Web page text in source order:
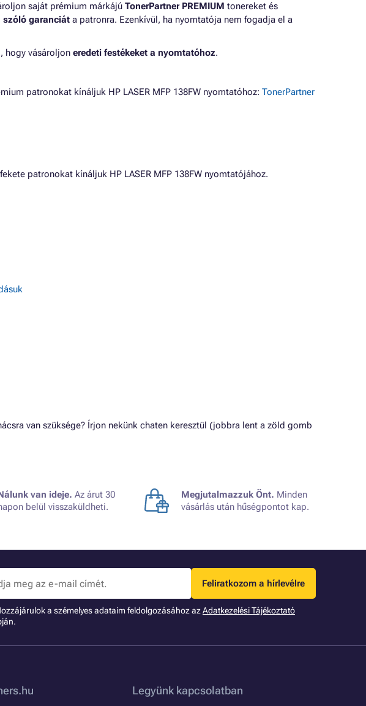
saját prémium márkájú TonerPartner PREMIUM tonereket és
szóló garanciát a patronra. Ezenkívül, ha nyomtatója nem fogadja el a
hogy vásároljon eredeti festékeket a nyomtatóhoz.
patronokat kínáljuk HP LASER MFP 138FW nyomtatóhoz: TonerPartner
fekete patronokat kínáljuk HP LASER MFP 138FW nyomtatójához.
van szüksége? Írjon nekünk chaten keresztül (jobbra lent a zöld gomb
van ideje. Az árut 30
belül visszaküldheti.
Megjutalmazzuk Önt. Minden
vásárlás után hűségpontot kap.
Feliratkozom a hírlevélre
a szémelyes adataim feldolgozásához azAdatkezelési Tájékoztató
Legyünk kapcsolatban